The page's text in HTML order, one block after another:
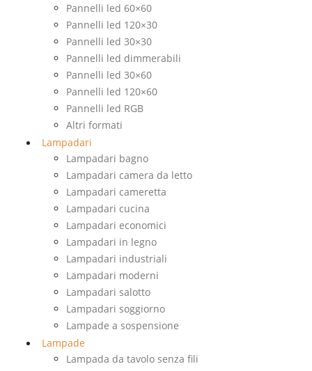
Pannelli led 60×60
Pannelli led 120×30
Pannelli led 30×30
Pannelli led dimmerabili
Pannelli led 30×60
Pannelli led 120×60
Pannelli led RGB
Altri formati
Lampadari
Lampadari bagno
Lampadari camera da letto
Lampadari cameretta
Lampadari cucina
Lampadari economici
Lampadari in legno
Lampadari industriali
Lampadari moderni
Lampadari salotto
Lampadari soggiorno
Lampade a sospensione
Lampade
Lampada da tavolo senza fili